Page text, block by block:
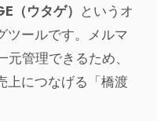
（ウタゲ） というオ
ツールです。メルマ
管理できるため、
上につなげる「橋渡